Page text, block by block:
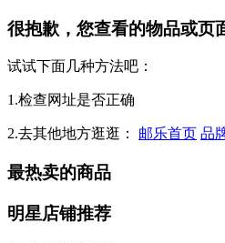
很抱歉，您查看的物品或页
试试下面几种方法吧：
1.检查网址是否正确
2.去其他地方逛逛： 邮乐首页 品
最热卖的商品
明星店铺推荐